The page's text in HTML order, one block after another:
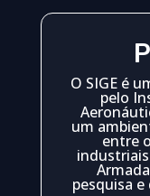
O SIGE é
pelo
um
entre
pesquisa